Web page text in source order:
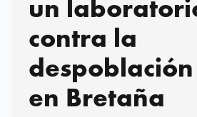
un
contra la
en Bretaña